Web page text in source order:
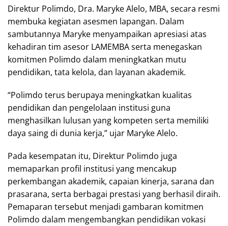
Direktur Polimdo, Dra. Maryke Alelo, MBA, secara resmi
membuka kegiatan asesmen lapangan. Dalam
sambutannya Maryke menyampaikan apresiasi atas
kehadiran tim asesor LAMEMBA serta menegaskan
komitmen Polimdo dalam meningkatkan mutu
pendidikan, tata kelola, dan layanan akademik.
“Polimdo terus berupaya meningkatkan kualitas
pendidikan dan pengelolaan institusi guna
menghasilkan lulusan yang kompeten serta memiliki
daya saing di dunia kerja,” ujar Maryke Alelo.
Pada kesempatan itu, Direktur Polimdo juga
memaparkan profil institusi yang mencakup
perkembangan akademik, capaian kinerja, sarana dan
prasarana, serta berbagai prestasi yang berhasil diraih.
Pemaparan tersebut menjadi gambaran komitmen
Polimdo dalam mengembangkan pendidikan vokasi